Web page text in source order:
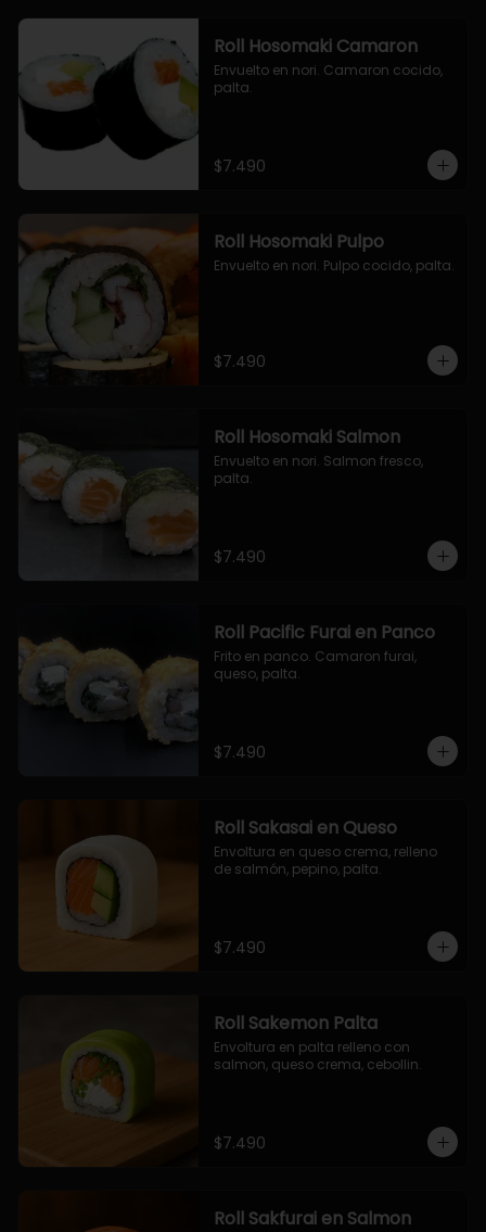
Roll Hosomaki Camaron
Envuelto en nori. Camaron cocido,
palta.
$7.490
Roll Hosomaki Pulpo
Envuelto en nori. Pulpo cocido, palta.
$7.490
Roll Hosomaki Salmon
Envuelto en nori. Salmon fresco,
palta.
$7.490
Roll Pacific Furai en Panco
Frito en panco. Camaron furai,
queso, palta.
$7.490
Roll Sakasai en Queso
Envoltura en queso crema, relleno
de salmón, pepino, palta.
$7.490
Roll Sakemon Palta
Envoltura en palta relleno con
salmon, queso crema, cebollin.
$7.490
Roll Sakfurai en Salmon